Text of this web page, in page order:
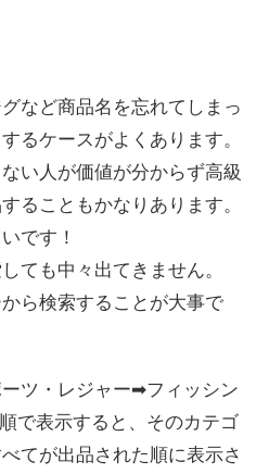
など商品名を忘れてしまっ
るケースがよくあります。
い人が価値が分からず高級
ることもかなりあります。
です！
ても中々出てきません。
ら検索することが大事で
ツ・レジャー➡フィッシン
で表示すると、そのカテゴ
てが出品された順に表示さ